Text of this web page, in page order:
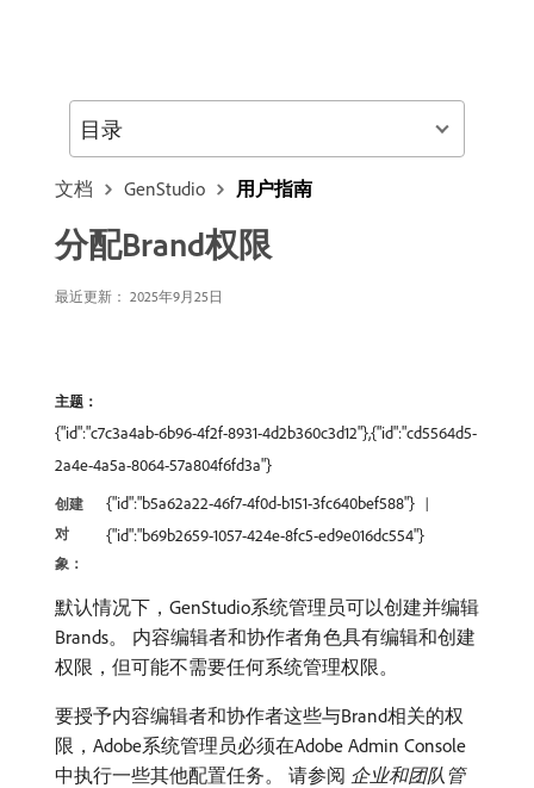
文档 GenStudio 用户指南
分配Brand权限
最近更新： 2025年9月25日
主题：
{"id":"c7c3a4ab-6b96-4f2f-8931-4d2b360c3d12"},{"id":"cd5564d5-
2a4e-4a5a-8064-57a804f6fd3a"}
创建
对
象：
{"id":"b5a62a22-46f7-4f0d-b151-3fc640bef588"}
{"id":"b69b2659-1057-424e-8fc5-ed9e016dc554"}
默认情况下，GenStudio系统管理员可以创建并编辑
Brands。 内容编辑者和协作者角色具有编辑和创建
权限，但可能不需要任何系统管理权限。
要授予内容编辑者和协作者这些与Brand相关的权
限，Adobe系统管理员必须在Adobe Admin Console
中执行一些其他配置任务。 请参阅​ 企业和团队管
目录